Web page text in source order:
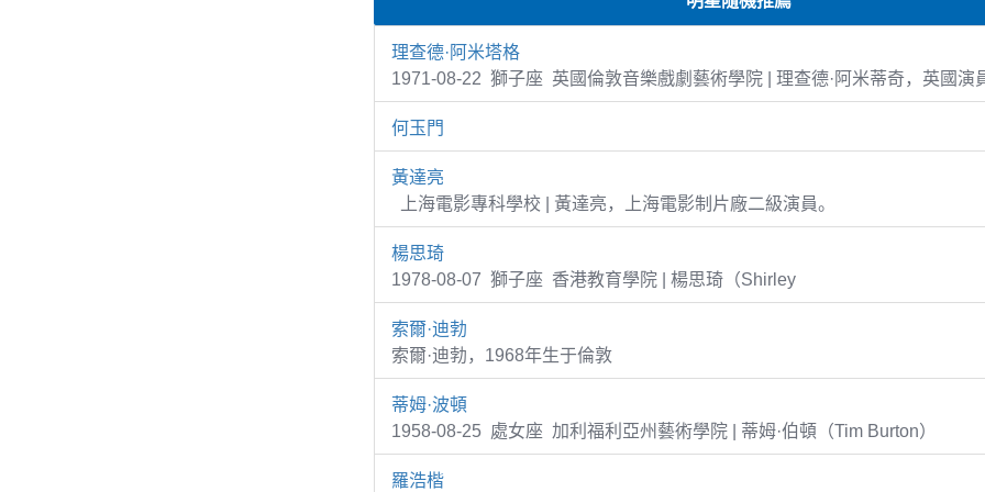
理查德·阿米塔格
1971-08-22 獅子座 英國倫敦音樂戲劇藝術學院 | 理查德·阿米蒂奇，英國演
何玉門
黃達亮
上海電影專科學校 | 黃達亮，上海電影制片廠二級演員。
楊思琦
1978-08-07 獅子座 香港教育學院 | 楊思琦（Shirley
索爾·迪勃
索爾·迪勃，1968年生于倫敦
蒂姆·波頓
1958-08-25 處女座 加利福利亞州藝術學院 | 蒂姆·伯頓（Tim Burton）
羅浩楷